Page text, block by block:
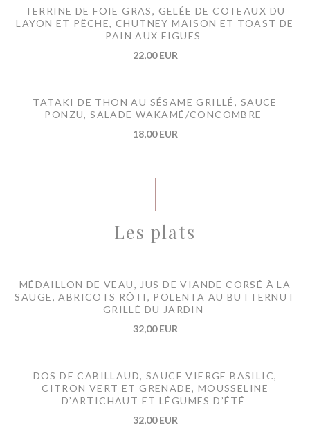
TERRINE DE FOIE GRAS, GELÉE DE COTEAUX DU
LAYON ET PÊCHE, CHUTNEY MAISON ET TOAST DE
PAIN AUX FIGUES
22,00 EUR
TATAKI DE THON AU SÉSAME GRILLÉ, SAUCE
PONZU, SALADE WAKAMÉ/CONCOMBRE
18,00 EUR
Les plats
MÉDAILLON DE VEAU, JUS DE VIANDE CORSÉ À LA
SAUGE, ABRICOTS RÔTI, POLENTA AU BUTTERNUT
GRILLÉ DU JARDIN
32,00 EUR
DOS DE CABILLAUD, SAUCE VIERGE BASILIC,
CITRON VERT ET GRENADE, MOUSSELINE
D’ARTICHAUT ET LÉGUMES D’ÉTÉ
32,00 EUR